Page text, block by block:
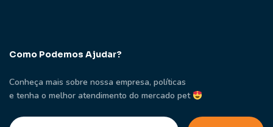
Como Podemos Ajudar?
Conheça mais sobre nossa empresa, políticas
e tenha o melhor atendimento do mercado pet